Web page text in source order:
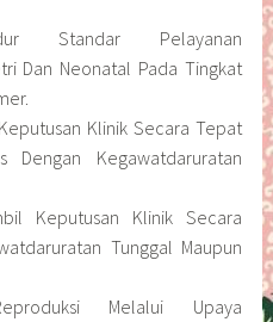
Standar Pelayanan
Dan Neonatal Pada Tingkat
Klinik Secara Tepat
Dengan Kegawatdaruratan
Keputusan Klinik Secara
Tunggal Maupun
Melalui Upaya